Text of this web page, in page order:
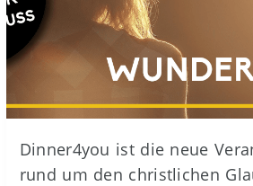
Dinner4you ist die neue
rund um den christlichen